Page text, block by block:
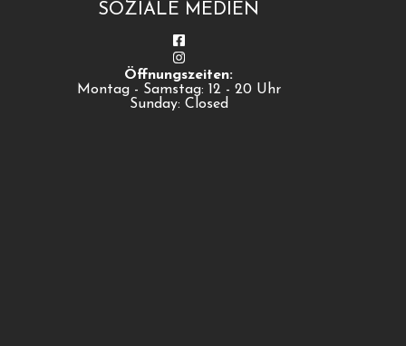
SOZIALE MEDIEN
Öffnungszeiten:
Montag - Samstag: 12 - 20 Uhr
Sunday: Closed